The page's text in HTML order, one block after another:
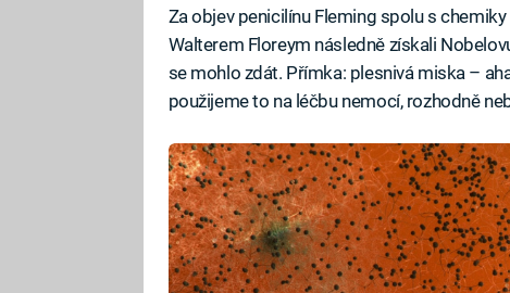
Za objev penicilínu Fleming spolu s
Walterem Floreym následně získali
se mohlo zdát. Přímka: plesnivá miska –
použijeme to na léčbu nemocí, rozhodně